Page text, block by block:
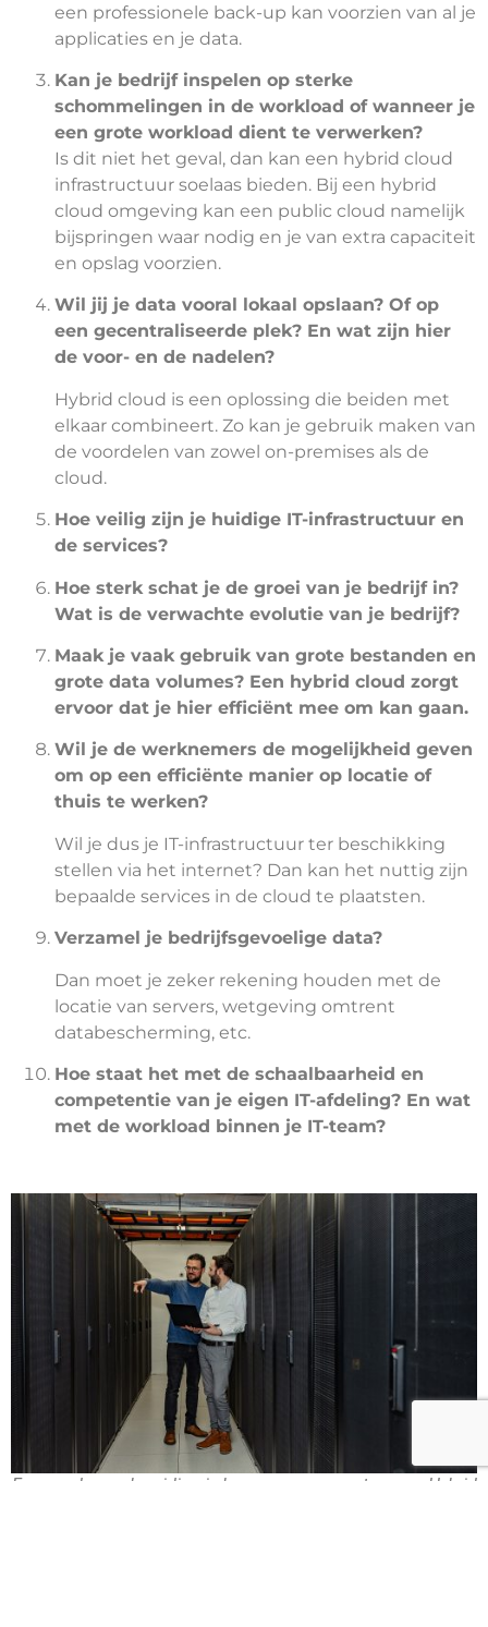
een professionele back-up kan voorzien van al je
applicaties en je data.
Kan je bedrijf inspelen op sterke
schommelingen in de workload of wanneer je
een grote workload dient te verwerken?
Is dit niet het geval, dan kan een hybrid cloud
infrastructuur soelaas bieden. Bij een hybrid
cloud omgeving kan een public cloud namelijk
bijspringen waar nodig en je van extra capaciteit
en opslag voorzien.
Wil jij je data vooral lokaal opslaan? Of op
een gecentraliseerde plek? En wat zijn hier
de voor- en de nadelen?
Hybrid cloud is een oplossing die beiden met
elkaar combineert. Zo kan je gebruik maken van
de voordelen van zowel on-premises als de
cloud.
Hoe veilig zijn je huidige IT-infrastructuur en
de services?
Hoe sterk schat je de groei van je bedrijf in?
Wat is de verwachte evolutie van je bedrijf?
Maak je vaak gebruik van grote bestanden en
grote data volumes? Een hybrid cloud zorgt
ervoor dat je hier efficiënt mee om kan gaan.
Wil je de werknemers de mogelijkheid geven
om op een efficiënte manier op locatie of
thuis te werken?
Wil je dus je IT-infrastructuur ter beschikking
stellen via het internet? Dan kan het nuttig zijn
bepaalde services in de cloud te plaatsten.
Verzamel je bedrijfsgevoelige data?
Dan moet je zeker rekening houden met de
locatie van servers, wetgeving omtrent
databescherming, etc.
Hoe staat het met de schaalbaarheid en
competentie van je eigen IT-afdeling? En wat
met de workload binnen je IT-team?
Een goede voorbereiding is key voor een overstap naar Hybrid